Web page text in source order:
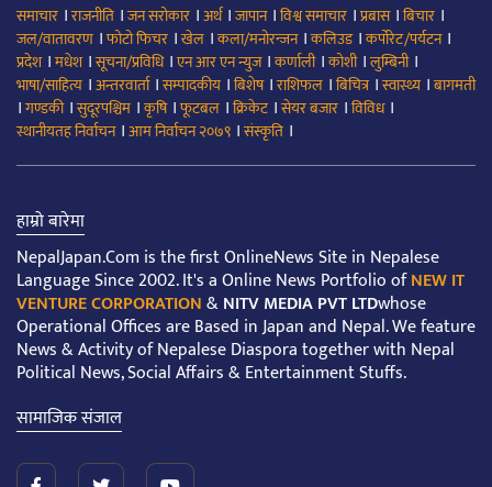
समाचार ।राजनीति ।जन सरोकार ।अर्थ।जापान।विश्व समाचार ।प्रबास।बिचार ।
जल/वातावरण ।फोटो फिचर ।खेल ।कला/मनोरन्जन।कलिउड।कर्पोरेट/पर्यटन।
प्रदेश।मधेश।सूचना/प्रविधि।एन आर एन न्युज।कर्णाली।कोशी।लुम्बिनी।
भाषा/साहित्य ।अन्तरवार्ता।सम्पादकीय ।बिशेष।राशिफल ।बिचित्र।स्वास्थ्य ।बागमती
।गण्डकी।सुदूरपश्चिम ।कृषि।फूटबल ।क्रिकेट।सेयर बजार ।विविध।
स्थानीयतह निर्वाचन।आम निर्वाचन २०७९ ।संस्कृति ।
हाम्रो बारेमा
NepalJapan.Com is the first OnlineNews Site in Nepalese
Language Since 2002. It's a Online News Portfolio ofNEW IT
VENTURE CORPORATION&NITV MEDIA PVT LTDwhose
Operational Offices are Based in Japan and Nepal. We feature
News & Activity of Nepalese Diaspora together with Nepal
Political News, Social Affairs & Entertainment Stuffs.
सामाजिक संजाल